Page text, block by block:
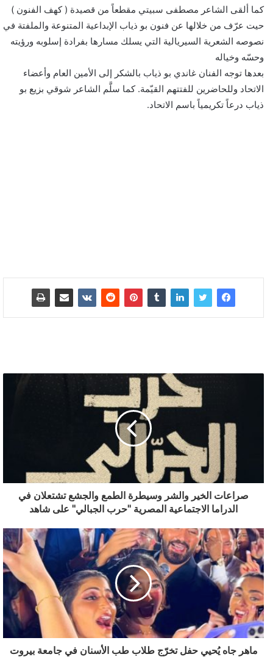
كما ألقى الشاعر مصطفى سبيتي مقطعاً من قصيدة ( كهف الفنون )
حيت عرّف من خلالها عن فنون بو ذياب الإبداعية المتنوعة والملفتة في
نصوصه الشعرية السيريالية التي يسلك مسارها بفرادة إسلوبه ورؤيته
وحسّه وخياله
بعدها توجه الفنان غاندي بو ذياب بالشكر إلى الأمين العام وأعضاء
الاتحاد وللحاضرين للفتتهم القيّمة. كما سلَّم الشاعر شوقي بزيع بو
ذياب درعاً تكريمياً باسم الاتحاد.
صراعات الخير والشر وسيطرة الطمع والجشع تشتعلان في
الدراما الاجتماعية المصرية "حرب الجبالي" على شاهد
ماهر جاه يُحيي حفل تخرّج طلاب طب الأسنان في جامعة بيروت